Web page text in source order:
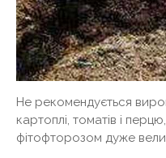
Не рекомендується
картоплі, томатів і
фітофторозом дуже